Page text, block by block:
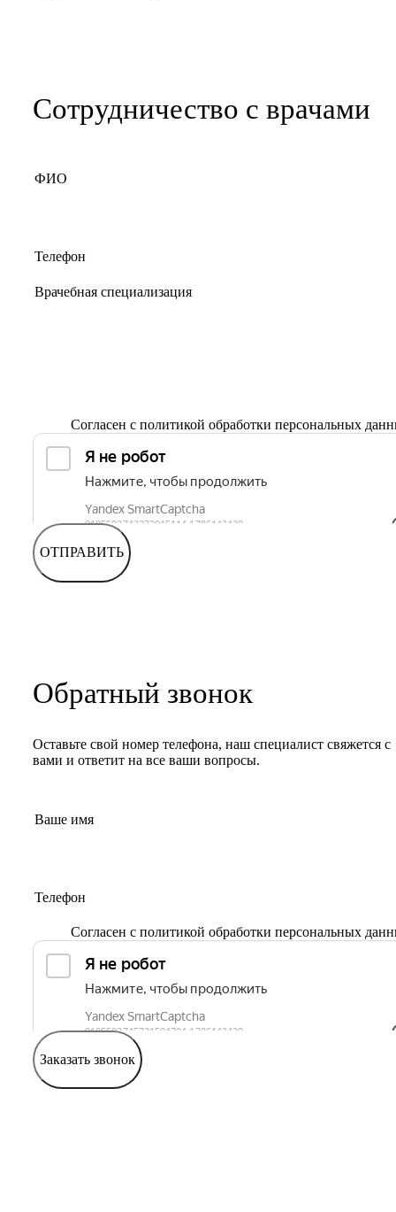
Сотрудничество с врачами
Согласен с политикой обработки персональных
ОТПРАВИТЬ
Обратный звонок
Оставьте свой номер телефона, наш специалист свяжется с
вами и ответит на все ваши вопросы.
Согласен с политикой обработки персональных
Заказать звонок